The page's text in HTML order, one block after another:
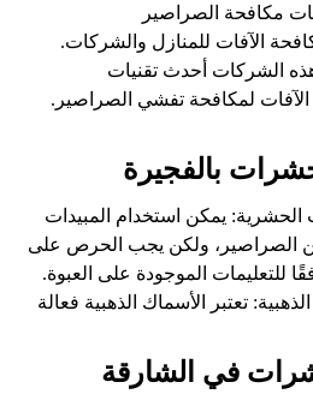
مكافحة الصراصير
الآفات للمنازل والشركات.
الشركات أحدث تقنيات
لمكافحة تفشي الصراصير.
بالفجيرة
الحشرية: يمكن استخدام المبيدات
الصراصير، ولكن يجب الحرص على
للتعليمات الموجودة على العبوة.
تعتبر الأسماك الذهبية فعالة
في الشارقة